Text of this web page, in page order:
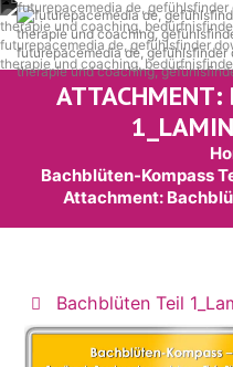
ATTACHMENT:
Bachblüten-Kompass
Attachment:
Bachblüten Teil